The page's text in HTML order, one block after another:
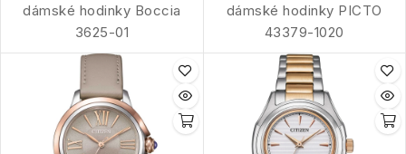
dámské hodinky Boccia
3625-01
dámské hodinky PICTO
43379-1020